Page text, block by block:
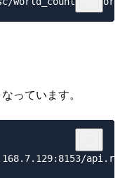
っています。